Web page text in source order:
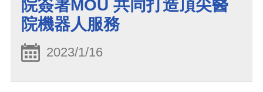
院簽署MOU 共同打造頂尖醫
院機器人服務
2023/1/16